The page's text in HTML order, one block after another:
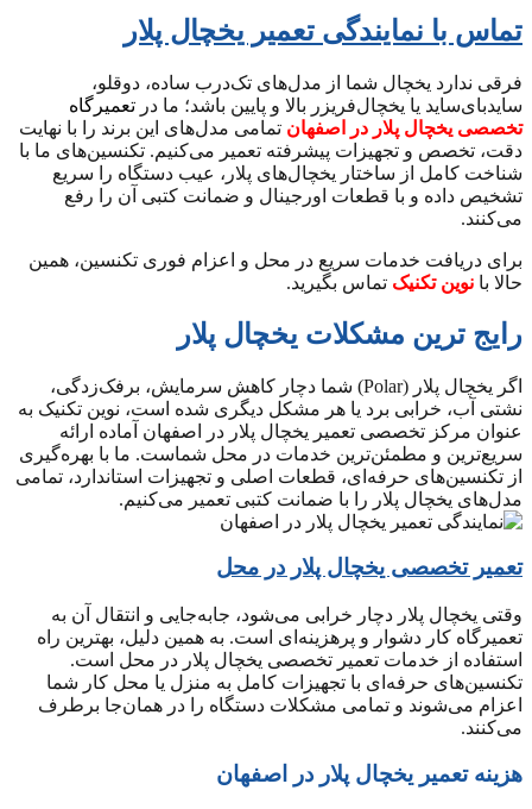
تماس با نمایندگی تعمیر یخچال پلار
فرقی ندارد یخچال شما از مدل‌های تک‌درب ساده، دوقلو،
ساید‌بای‌ساید یا یخچال‌فریزر بالا و پایین باشد؛ ما در تعمیرگاه
تخصصی یخچال پلار در اصفهان تمامی مدل‌های این برند را با نهایت
دقت، تخصص و تجهیزات پیشرفته تعمیر می‌کنیم. تکنسین‌های ما با
شناخت کامل از ساختار یخچال‌های پلار، عیب دستگاه را سریع
تشخیص داده و با قطعات اورجینال و ضمانت کتبی آن را رفع
می‌کنند.
برای دریافت خدمات سریع در محل و اعزام فوری تکنسین، همین
حالا با نوین تکنیک تماس بگیرید.
رایج ترین مشکلات یخچال پلار
اگر یخچال پلار (Polar) شما دچار کاهش سرمایش، برفک‌زدگی،
نشتی آب، خرابی برد یا هر مشکل دیگری شده است، نوین تکنیک به
عنوان مرکز تخصصی تعمیر یخچال پلار در اصفهان آماده ارائه
سریع‌ترین و مطمئن‌ترین خدمات در محل شماست. ما با بهره‌گیری
از تکنسین‌های حرفه‌ای، قطعات اصلی و تجهیزات استاندارد، تمامی
مدل‌های یخچال پلار را با ضمانت کتبی تعمیر می‌کنیم.
تعمیر تخصصی یخچال پلار در محل
وقتی یخچال پلار دچار خرابی می‌شود، جابه‌جایی و انتقال آن به
تعمیرگاه کار دشوار و پرهزینه‌ای است. به همین دلیل، بهترین راه
استفاده از خدمات تعمیر تخصصی یخچال پلار در محل است.
تکنسین‌های حرفه‌ای با تجهیزات کامل به منزل یا محل کار شما
اعزام می‌شوند و تمامی مشکلات دستگاه را در همان‌جا برطرف
می‌کنند.
هزینه تعمیر یخچال پلار در اصفهان